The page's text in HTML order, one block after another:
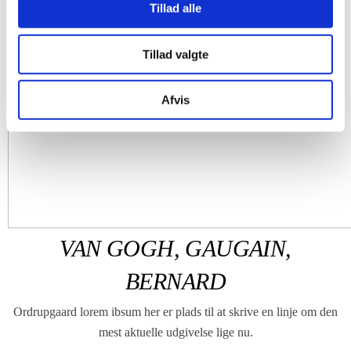
Tillad alle
Tillad valgte
Afvis
VAN GOGH, GAUGAIN,
BERNARD
Ordrupgaard lorem ibsum her er plads til at skrive en linje om den
mest aktuelle udgivelse lige nu.